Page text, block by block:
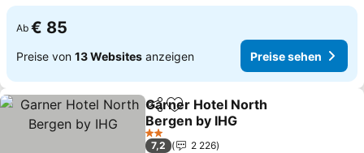
Ab € 85
Preise von 13 Websites anzeigen Preise sehen
TeilenZu Favoriten hinzufügen
Garner Hotel North
Bergen by IHG
2 Sterne
7,2
2 226